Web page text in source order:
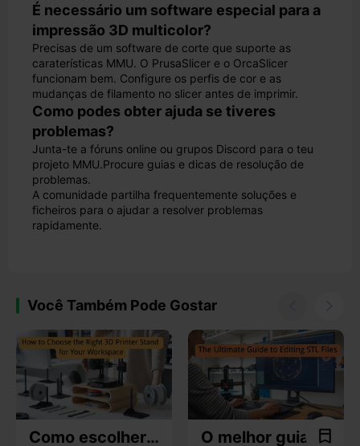
É necessário um software especial para a
impressão 3D multicolor?
Precisas de um software de corte que suporte as
caraterísticas MMU. O PrusaSlicer e o OrcaSlicer
funcionam bem. Configure os perfis de cor e as
mudanças de filamento no slicer antes de imprimir.
Como podes obter ajuda se tiveres
problemas?
Junta-te a fóruns online ou grupos Discord para o teu
projeto MMU.Procure guias e dicas de resolução de
problemas.
A comunidade partilha frequentemente soluções e
ficheiros para o ajudar a resolver problemas
rapidamente.
Você Também Pode Gostar
Como escolher O melhor guia